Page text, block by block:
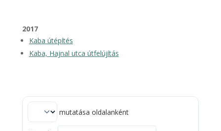
2017
Kaba útépítés
Kaba, Hajnal utca útfelújítás
mutatása oldalanként